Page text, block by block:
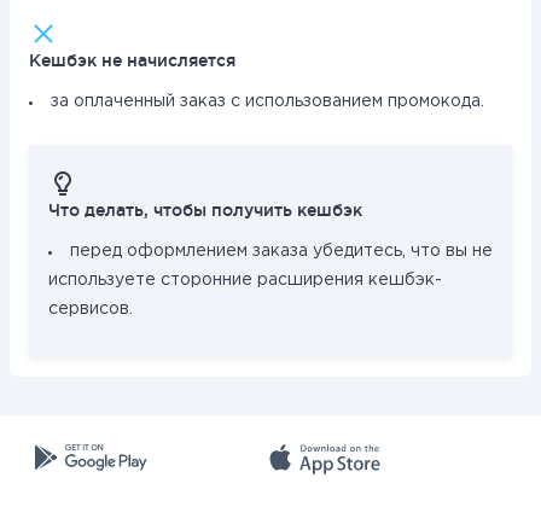
Кешбэк не начисляется
за оплаченный заказ с использованием промокода.
Что делать, чтобы получить кешбэк
перед оформлением заказа убедитесь, что вы не
используете сторонние расширения кешбэк-
сервисов.